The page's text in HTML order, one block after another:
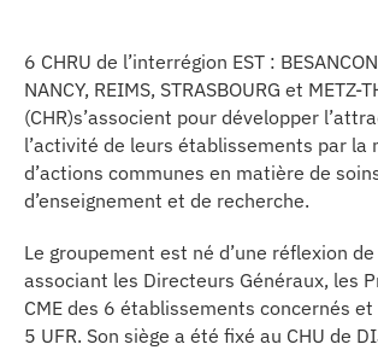
& patrimoine
écologique
6 CHRU de l’interrégion EST :
NANCY, REIMS, STRASBOURG et METZ-
(CHR)s’associent pour développer
l’activité de leurs établissements par la
d’actions communes en matière de
d’enseignement et de recherche.
Le groupement est né d’une réflexion
associant les Directeurs Généraux, les
CME des 6 établissements concernés et
5 UFR. Son siège a été fixé au CHU de